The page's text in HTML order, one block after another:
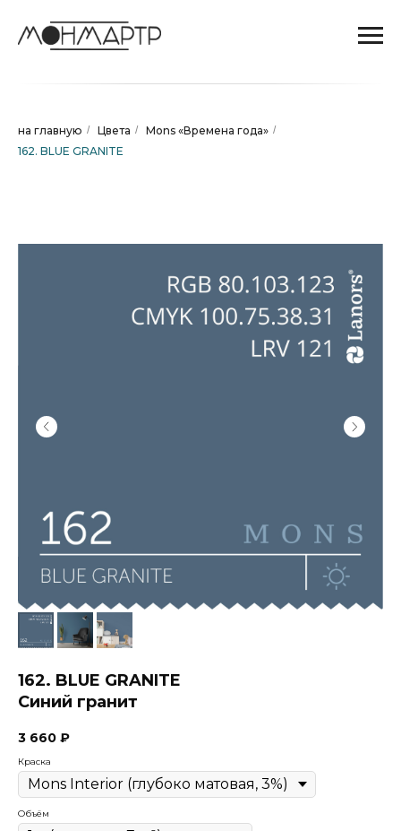
на главную / Цвета / Mons «Времена года» /
162. BLUE GRANITE
162. BLUE GRANITE
Синий гранит
3 660 ₽
Краска
Объём